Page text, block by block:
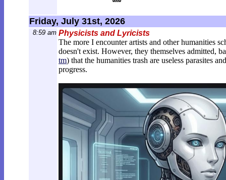
Friday, July 31st, 2026
8:59 am Physicists and Lyricists
The more I encounter artists and other humanities
doesn't exist. However, they themselves admitted,
tm) that the humanities trash are useless parasites
progress.